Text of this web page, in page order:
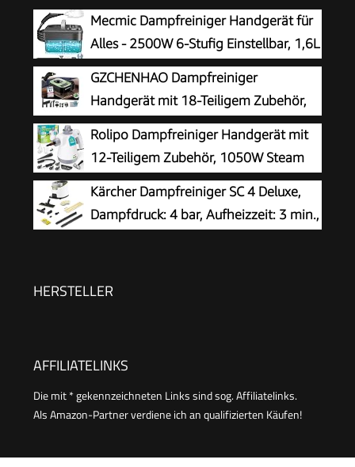
Mecmic Dampfreiniger Handgerät für
Alles - 2500W 6-Stufig Einstellbar, 1,6L
Wassertank, 120 °C Dampf, 15s
Aufheizzeit, Tragbar mit 10 Zubehörteilen,
Dampfreinigung für Boden,
Polstermöbel,Fenster,Auto
GZCHENHAO Dampfreiniger
Handgerät mit 18-Teiligem Zubehör,
2500W & 9s Turbo-Dampf mit 5 BAR
Druck – 99,99% Reinigung & 100%
Natürlich,Steam Cleaner für Boden, Küche, Bad,
Fenster, Polster & Auto
Rolipo Dampfreiniger Handgerät mit
12-Teiligem Zubehör, 1050W Steam
Cleaner für Haushalt, Küche, Bad,
Fenster, Polster & Auto–100% Chemiefrei,
Hochdruck-Dampf gegen Schmutz Fett &
Kärcher Dampfreiniger SC 4 Deluxe,
Dampfdruck: 4 bar, Aufheizzeit: 3 min.,
Mikrofaser-Überzug und Bürsten, Weiß
HERSTELLER
AFFILIATELINKS
Die mit * gekennzeichneten Links sind sog. Affiliatelinks.
Als Amazon-Partner verdiene ich an qualifizierten Käufen!